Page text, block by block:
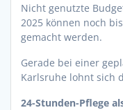
Nicht genutzte
2025 können noch
gemacht werden.
Gerade bei einer
Karlsruhe lohnt sich
24-Stunden-Pflege